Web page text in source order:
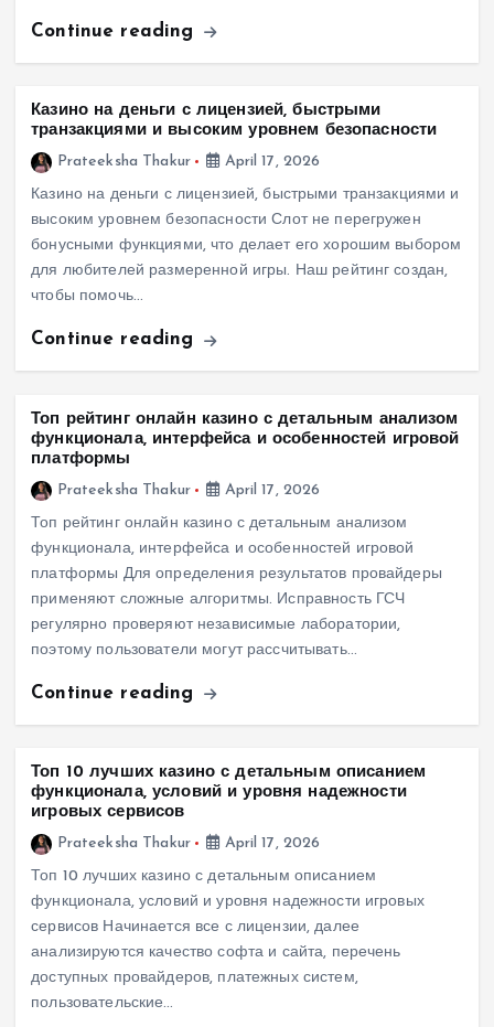
Continue reading
Казино на деньги с лицензией, быстрыми
транзакциями и высоким уровнем безопасности
Prateeksha Thakur
April 17, 2026
Казино на деньги с лицензией, быстрыми транзакциями и
высоким уровнем безопасности Слот не перегружен
бонусными функциями, что делает его хорошим выбором
для любителей размеренной игры. Наш рейтинг создан,
чтобы помочь…
Continue reading
Топ рейтинг онлайн казино с детальным анализом
функционала, интерфейса и особенностей игровой
платформы
Prateeksha Thakur
April 17, 2026
Топ рейтинг онлайн казино с детальным анализом
функционала, интерфейса и особенностей игровой
платформы Для определения результатов провайдеры
применяют сложные алгоритмы. Исправность ГСЧ
регулярно проверяют независимые лаборатории,
поэтому пользователи могут рассчитывать…
Continue reading
Топ 10 лучших казино с детальным описанием
функционала, условий и уровня надежности
игровых сервисов
Prateeksha Thakur
April 17, 2026
Топ 10 лучших казино с детальным описанием
функционала, условий и уровня надежности игровых
сервисов Начинается все с лицензии, далее
анализируются качество софта и сайта, перечень
доступных провайдеров, платежных систем,
пользовательские…